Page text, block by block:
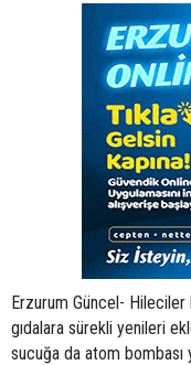
Erzurum Güncel-
gıdalara sürekli yenileri
sucuğa da atom bombası